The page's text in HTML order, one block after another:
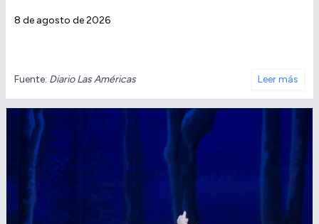
8 de agosto de 2026
Fuente: Diario Las Américas Leer más